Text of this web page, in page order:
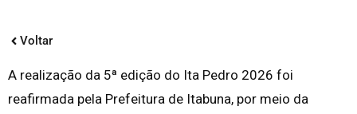
Voltar
A realização da 5ª edição do Ita Pedro 2026 foi
reafirmada pela Prefeitura de Itabuna, por meio da